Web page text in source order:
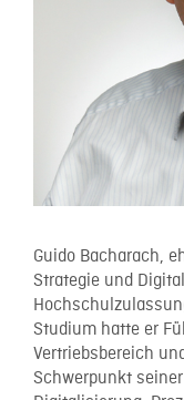
Guido Bacharach,
Strategie und
Studium hatte er
Vertriebsbereich
Schwerpunkt